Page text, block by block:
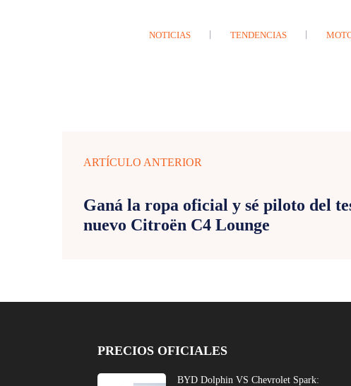
NOTICIAS TENDENCIAS
ARTÍCULO ANTERIOR
Ganá la ropa oficial y sé piloto del
nuevo Citroën C4 Lounge
PRECIOS OFICIALES
BYD Dolphin VS Chevrolet Spark: